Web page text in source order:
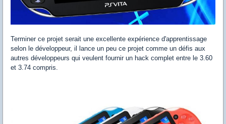
Terminer ce projet serait une excellente expérience d'apprentissage
selon le développeur, il lance un peu ce projet comme un défis aux
autres développeurs qui veulent fournir un hack complet entre le 3.60
et 3.74 compris.